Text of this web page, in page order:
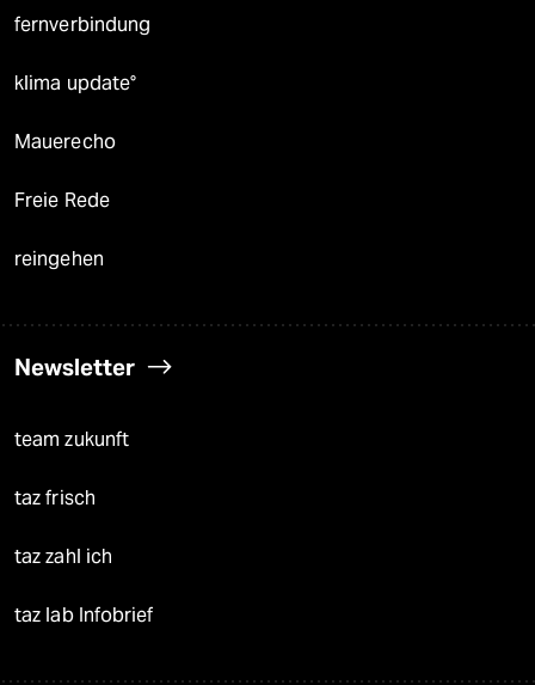
fernverbindung
klima update°
Mauerecho
Freie Rede
reingehen
Newsletter
team zukunft
taz frisch
taz zahl ich
taz lab Infobrief